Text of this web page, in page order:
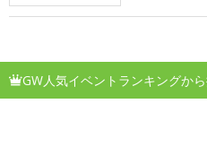
GW人気イベントランキングから